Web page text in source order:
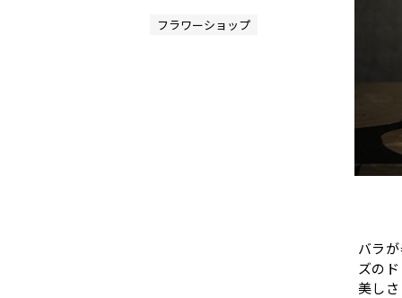
フラワーショップ
バラ
ズの
美し